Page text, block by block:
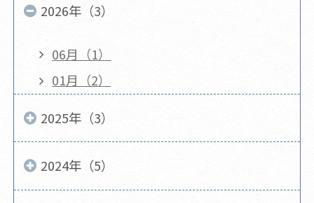
2026年（3）
06月（1）
01月（2）
2025年（3）
2024年（5）